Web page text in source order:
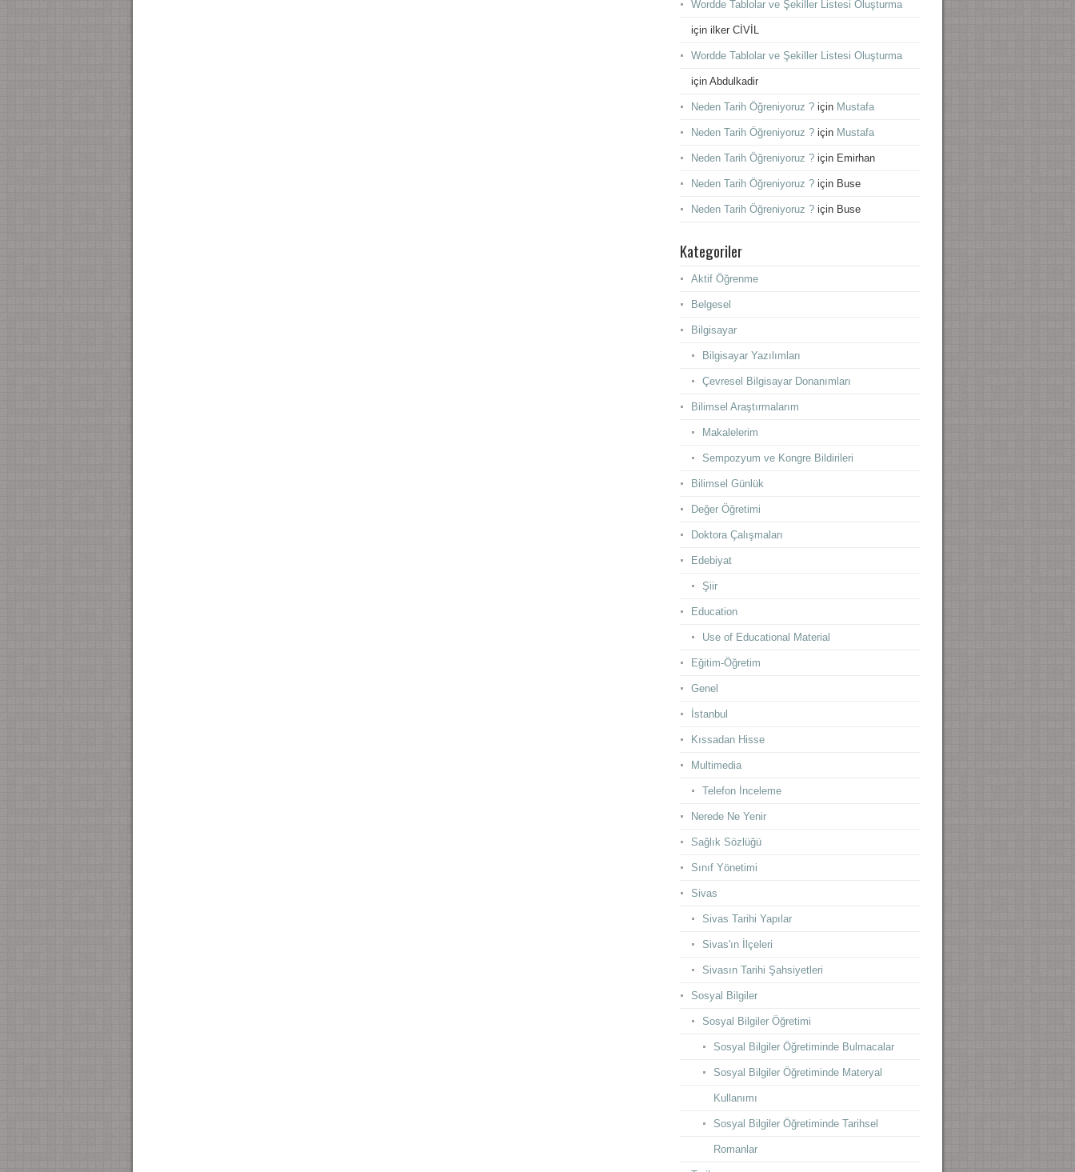
Wordde Tablolar ve Şekiller Listesi Oluşturma
için ilker CİVİL
Wordde Tablolar ve Şekiller Listesi Oluşturma
için Abdulkadir
Neden Tarih Öğreniyoruz ? için Mustafa
Neden Tarih Öğreniyoruz ? için Mustafa
Neden Tarih Öğreniyoruz ? için Emirhan
Neden Tarih Öğreniyoruz ? için Buse
Neden Tarih Öğreniyoruz ? için Buse
Kategoriler
Aktif Öğrenme
Belgesel
Bilgisayar
Bilgisayar Yazılımları
Çevresel Bilgisayar Donanımları
Bilimsel Araştırmalarım
Makalelerim
Sempozyum ve Kongre Bildirileri
Bilimsel Günlük
Değer Öğretimi
Doktora Çalışmaları
Edebiyat
Şiir
Education
Use of Educational Material
Eğitim-Öğretim
Genel
İstanbul
Kıssadan Hisse
Multimedia
Telefon İnceleme
Nerede Ne Yenir
Sağlık Sözlüğü
Sınıf Yönetimi
Sivas
Sivas Tarihi Yapılar
Sivas'ın İlçeleri
Sivasın Tarihi Şahsiyetleri
Sosyal Bilgiler
Sosyal Bilgiler Öğretimi
Sosyal Bilgiler Öğretiminde Bulmacalar
Sosyal Bilgiler Öğretiminde Materyal
Kullanımı
Sosyal Bilgiler Öğretiminde Tarihsel
Romanlar